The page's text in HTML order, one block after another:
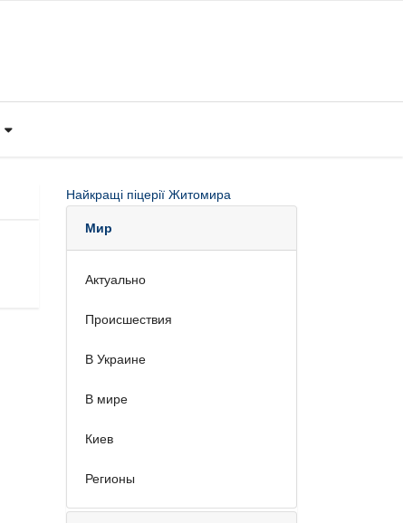
Найкращі піцерії Житомира
Мир
Актуально
Происшествия
В Украине
В мире
Киев
Регионы